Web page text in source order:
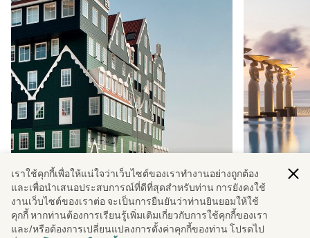
Happy holidays: colourful hotels for
Ultimate
เราใช้คุกกี้เพื่อให้แน่ใจว่าเว็บไซต์ของเราทํางานอย่างถูกต้อง
และเพื่อนําเสนอประสบการณ์ที่ดีที่สุดสําหรับท่าน การยังคงใช้
งานเว็บไซต์ของเราต่อ จะเป็นการยืนยันว่าท่านยินยอมให้ใช้
คุกกี้ หากท่านต้องการเรียนรู้เพิ่มเติมเกี่ยวกับการใช้คุกกี้ของเรา
และ/หรือต้องการเปลี่ยนแปลงการตั้งค่าคุกกี้ของท่าน โปรดไป